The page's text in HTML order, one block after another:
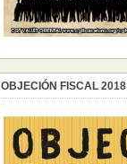
OBJECIÓN FISCAL 2018